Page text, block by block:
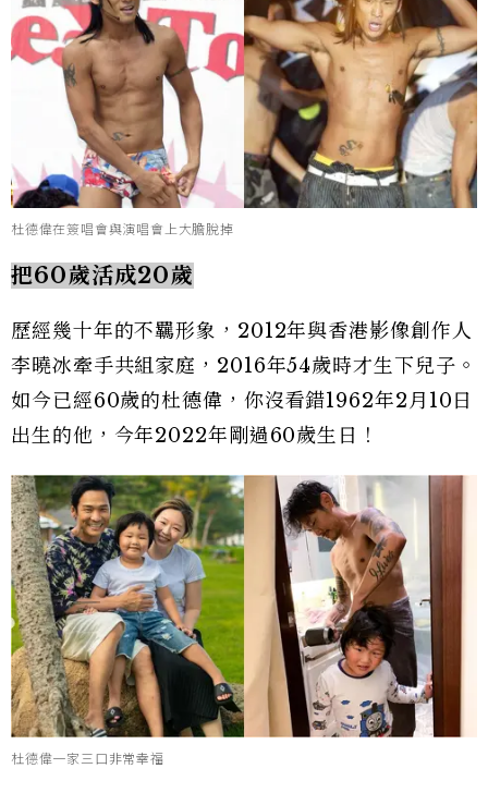
杜德偉在簽唱會與演唱會上大膽脫掉
把60歲活成20歲
歷經幾十年的不羈形象，2012年與香港影像創作人
李曉冰牽手共組家庭，2016年54歲時才生下兒子。
如今已經60歲的杜德偉，你沒看錯1962年2月10日
出生的他，今年2022年剛過60歲生日！
杜德偉一家三口非常幸福